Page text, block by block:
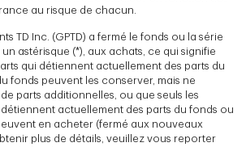
au risque de chacun.
TD Inc. (GPTD) a fermé le fonds ou la série
astérisque (*), aux achats, ce qui signifie
qui détiennent actuellement des parts du
fonds peuvent les conserver, mais ne
parts additionnelles, ou que seuls les
actuellement des parts du fonds ou
en acheter (fermé aux nouveaux
plus de détails, veuillez vous reporter